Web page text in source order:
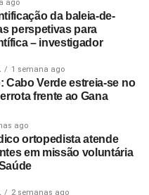
ago
da baleia-de-
perspetivas para
– investigador
1 semana ago
Cabo Verde estreia-se no
frente ao Gana
ago
ortopedista atende
em missão voluntária
2 semanas ago